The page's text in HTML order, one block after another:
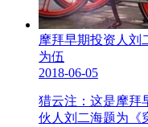
摩拜早期投资人刘
为伍
2018-06-05
猎云注：这是摩拜
伙人刘二海题为《